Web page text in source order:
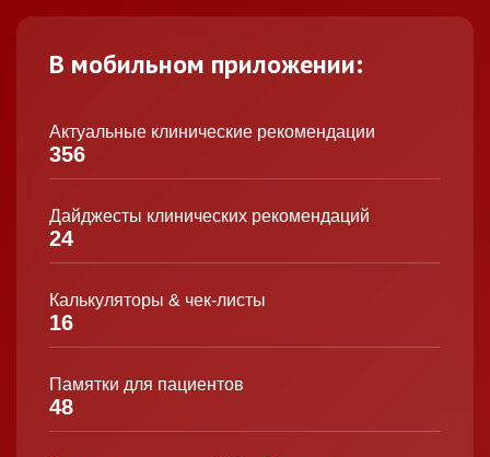
В мобильном приложении:
Актуальные клинические рекомендации
356
Дайджесты клинических рекомендаций
24
Калькуляторы & чек-листы
16
Памятки для пациентов
48